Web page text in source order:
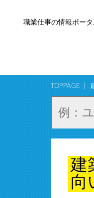
職業仕事の情報ポータ
TOPPAGE
建
向